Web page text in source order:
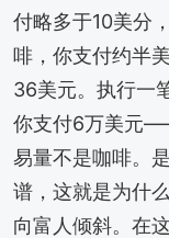
付略多于10美分
啡，你支付约半
36美元。执行一
你支付6万美元
易量不是咖啡。
谱，这就是为什
向富人倾斜。在